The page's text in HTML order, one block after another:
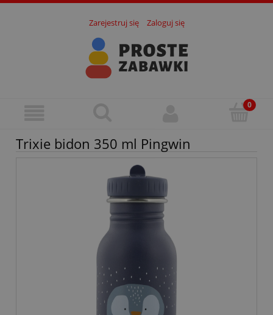
Zarejestruj się Zaloguj się
Trixie bidon 350 ml Pingwin